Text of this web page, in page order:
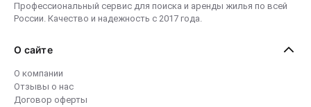
Профессиональный сервис для поиска и аренды жилья по всей
России. Качество и надежность с 2017 года.
О сайте
О компании
Отзывы о нас
Договор оферты